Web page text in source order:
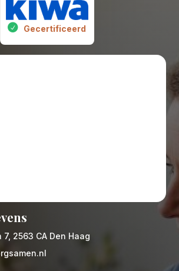
Gecertificeerd
2563 CA Den Haag